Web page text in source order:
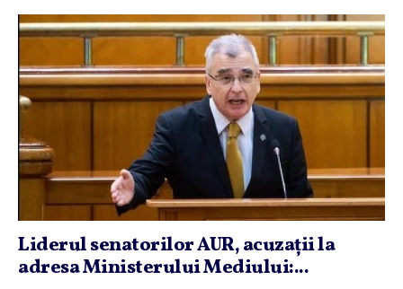
Liderul senatorilor AUR, acuzaţii la
adresa Ministerului Mediului:...